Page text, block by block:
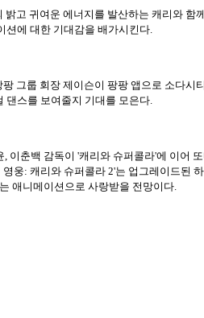
고 귀여운 에너지를 발산하는 캐리와 함
션에 대한 기대감을 배가시킨다.
그룹 회장 제이슨이 팡팡 앱으로 소다시
댄스를 보여줄지 기대를 모은다.
이춘백 감독이 '캐리와 슈퍼콜라'에 이어
웅: 캐리와 슈퍼콜라 2'는 업그레이드된
애니메이션으로 사랑받을 전망이다.